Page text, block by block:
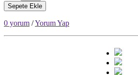
Sepete Ekle
0 yorum /Yorum Yap